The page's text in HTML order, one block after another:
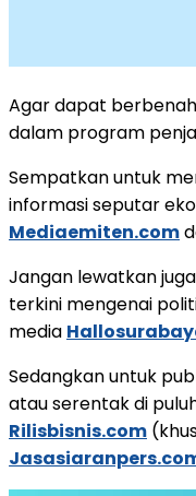
Agar dapat
dalam program
Sempatkan untuk
informasi seputar
Mediaemiten.com
Jangan lewatkan
terkini mengenai
media
Sedangkan untuk
atau serentak di
Rilisbisnis.com